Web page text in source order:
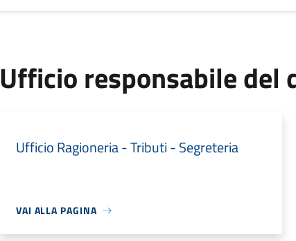
Ufficio responsabile del
Ufficio Ragioneria - Tributi - Segreteria
VAI ALLA PAGINA